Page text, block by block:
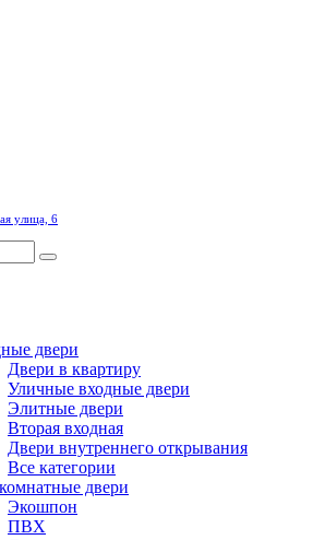
улица, 6
двери
Двери в квартиру
Уличные входные двери
Элитные двери
Вторая входная
Двери внутреннего открывания
Все категории
двери
Экошпон
ПВХ